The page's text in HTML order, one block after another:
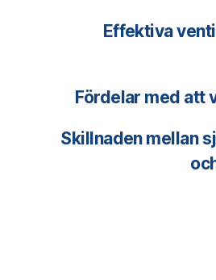
Effektiva
Fördelar med att
Skillnaden mellan